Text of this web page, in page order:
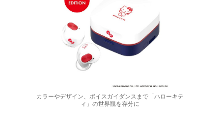
カラーやデザイン、ボイスガイダンスまで「ハローキテ
ィ」の世界観を存分に